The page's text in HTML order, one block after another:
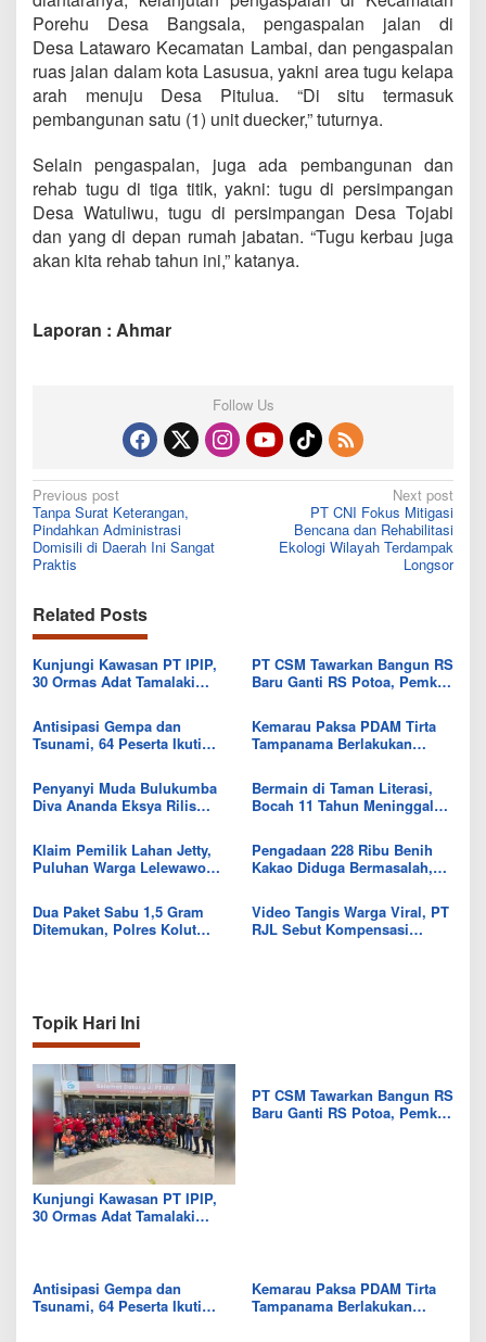
Porehu Desa Bangsala, pengaspalan jalan di
Desa Latawaro Kecamatan Lambai, dan pengaspalan
ruas jalan dalam kota Lasusua, yakni area tugu kelapa
arah menuju Desa Pitulua. “Di situ termasuk
pembangunan satu (1) unit duecker,” tuturnya.
Selain pengaspalan, juga ada pembangunan dan
rehab tugu di tiga titik, yakni: tugu di persimpangan
Desa Watuliwu, tugu di persimpangan Desa Tojabi
dan yang di depan rumah jabatan. “Tugu kerbau juga
akan kita rehab tahun ini,” katanya.
Laporan : Ahmar
Follow Us
Post
navigation
Previous post
Tanpa Surat Keterangan,
Pindahkan Administrasi
Domisili di Daerah Ini Sangat
Praktis
Next post
PT CNI Fokus Mitigasi
Bencana dan Rehabilitasi
Ekologi Wilayah Terdampak
Longsor
Related Posts
Kunjungi Kawasan PT IPIP,
30 Ormas Adat Tamalaki
Bumi Mekongga
PT CSM Tawarkan Bangun RS
Baru Ganti RS Potoa, Pemkab
Aset
Antisipasi Gempa dan
Tsunami, 64 Peserta Ikuti
Kolaka Utara
Kemarau Paksa PDAM Tirta
Tampanama Berlakukan
IKK Wawo
Penyanyi Muda Bulukumba
Diva Ananda Eksya Rilis
Eksistensi Musik Bugis
Bermain di Taman Literasi,
Bocah 11 Tahun Meninggal
Klaim Pemilik Lahan Jetty,
Puluhan Warga Lelewawo
Nikel PT RDP
Pengadaan 228 Ribu Benih
Kakao Diduga Bermasalah,
Tahap Penyidikan
Dua Paket Sabu 1,5 Gram
Ditemukan, Polres Kolut
Video Tangis Warga Viral, PT
RJL Sebut Kompensasi
Topik Hari Ini
Kunjungi Kawasan PT IPIP,
30 Ormas Adat Tamalaki
PT CSM Tawarkan Bangun RS
Baru Ganti RS Potoa, Pemkab
Antisipasi Gempa dan
Tsunami, 64 Peserta Ikuti
Kemarau Paksa PDAM Tirta
Tampanama Berlakukan